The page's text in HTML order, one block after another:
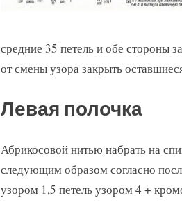
средние 35 петель и обе стороны
от смены узора закрыть
Левая полочка
Абрикосовой нитью набрать на
следующим образом согласно
узором 1,5 петель узором 4 +